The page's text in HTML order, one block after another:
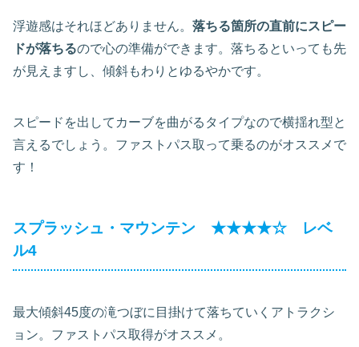
浮遊感はそれほどありません。 落ちる箇所の直前にスピー
ドが落ちるので心の準備ができます。落ちるといっても先
が見えますし、傾斜もわりとゆるやかです。
スピードを出してカーブを曲がるタイプなので横揺れ型と
言えるでしょう。ファストパス取って乗るのがオススメで
す！
スプラッシュ・マウンテン ★★★★☆ レベ
ル4
最大傾斜45度の滝つぼに目掛けて落ちていくアトラクシ
ョン。ファストパス取得がオススメ。